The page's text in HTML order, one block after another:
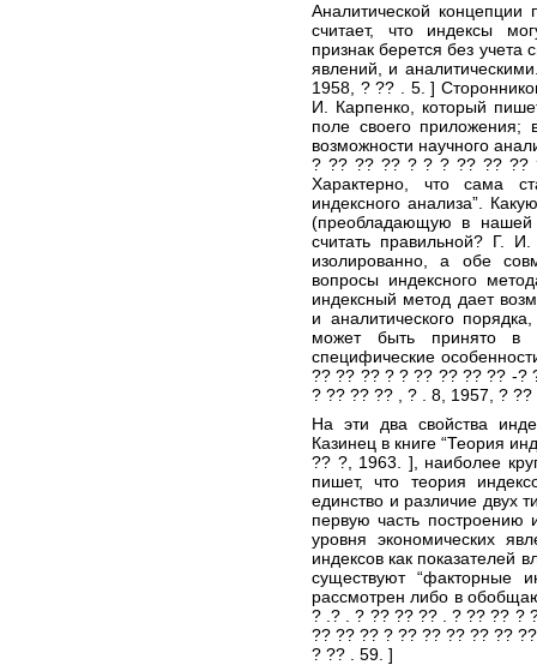
Аналитической
считает, что индексы
признак берется без учета
явлений, и
1958, ? ?? . 5. ]
И. Карпенко, который
поле своего
возможности научного
? ?? ?? ?? ? ? ? ?? ?? ??
Характерно, что сама
индексного анализа”.
(преобладающую в нашей
считать правильной? Г.
изолированно, а обе
вопросы индексного
индексный метод дает
и аналитического
может быть принято в
специфические
?? ?? ?? ? ? ?? ?? ?? ?? -?
? ?? ?? ?? , ? . 8, 1957, ? ??
На эти два свойства
Казинец в книге “Теория
?? ?, 1963. ], наиболее
пишет, что теория
единство и различие двух
первую часть построению
уровня экономических
индексов как показателей
существуют “факторные
рассмотрен либо в
? .? . ? ?? ?? ?? . ? ?? ?? ?
?? ?? ?? ? ?? ?? ?? ?? ??
? ?? . 59. ]